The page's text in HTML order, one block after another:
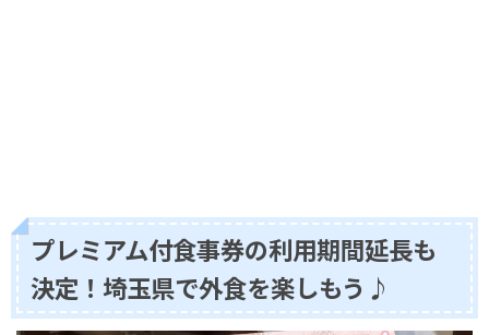
プレミアム付食事券の利用期間延長も
決定！埼玉県で外食を楽しもう♪